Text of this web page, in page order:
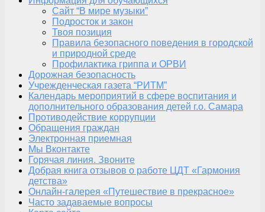
Сайт “В мире музыки”
Подросток и закон
Твоя позиция
Правила безопасного поведения в городской
и природной среде
Профилактика гриппа и ОРВИ
Дорожная безопасность
Учрежденческая газета “РИТМ”
Календарь мероприятий в сфере воспитания и
дополнительного образования детей г.о. Самара
Противодействие коррупции
Обращения граждан
Электронная приемная
Мы Вконтакте
Горячая линия. Звоните
Добрая книга отзывов о работе ЦДТ «Гармония
детства»
Онлайн-галерея «Путешествие в прекрасное»
Часто задаваемые вопросы